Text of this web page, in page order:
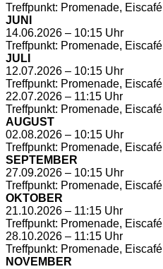
Treffpunkt: Promenade, Eiscafé
JUNI
14.06.2026 – 10:15 Uhr
Treffpunkt: Promenade, Eiscafé
JULI
12.07.2026 – 10:15 Uhr
Treffpunkt: Promenade, Eiscafé
22.07.2026 – 11:15 Uhr
Treffpunkt: Promenade, Eiscafé
AUGUST
02.08.2026 – 10:15 Uhr
Treffpunkt: Promenade, Eiscafé
SEPTEMBER
27.09.2026 – 10:15 Uhr
Treffpunkt: Promenade, Eiscafé
OKTOBER
21.10.2026 – 11:15 Uhr
Treffpunkt: Promenade, Eiscafé
28.10.2026 – 11:15 Uhr
Treffpunkt: Promenade, Eiscafé
NOVEMBER